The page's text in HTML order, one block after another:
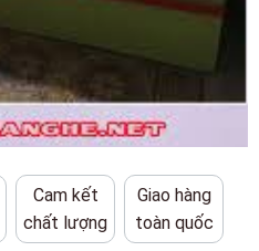
Cam kết
chất lượng
Giao hàng
toàn quốc